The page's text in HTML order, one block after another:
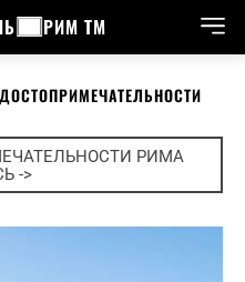
РИМ ТМ
ДОСТОПРИМЕЧАТЕЛЬНОСТИ
РИМА
->